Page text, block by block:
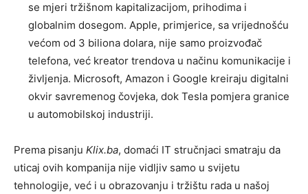
se mjeri tržišnom kapitalizacijom, prihodima i
globalnim dosegom. Apple, primjerice, sa vrijednošću
većom od 3 biliona dolara, nije samo proizvođač
telefona, već kreator trendova u načinu komunikacije i
življenja. Microsoft, Amazon i Google kreiraju digitalni
okvir savremenog čovjeka, dok Tesla pomjera granice
u automobilskoj industriji.
Prema pisanju Klix.ba, domaći IT stručnjaci smatraju da
uticaj ovih kompanija nije vidljiv samo u svijetu
tehnologije, već i u obrazovanju i tržištu rada u našoj